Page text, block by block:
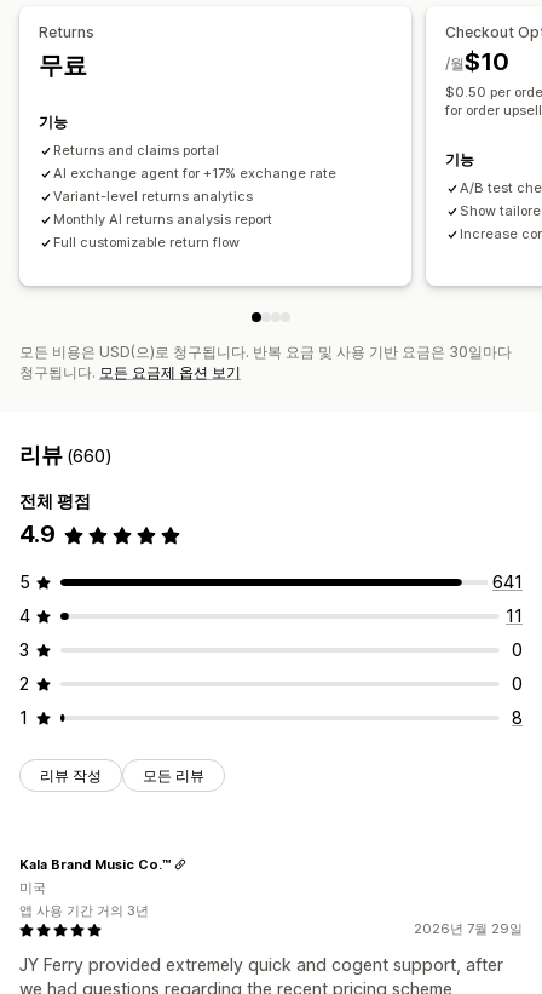
사용자 지정 브랜딩
고객 차단 목록
분석
태그 지정
피드백 설문 조사
Returns
무료
기능
Returns and claims portal
AI exchange agent for +17% exchange rate
Variant-level returns analytics
Monthly AI returns analysis report
Full customizable return flow
Checkout
$10
/월
$0.50 per
for order upsell
기능
A/B test
Show
Increase
모든 비용은 USD(으)로 청구됩니다. 반복 요금 및 사용 기반 요금은 30일마다
청구됩니다. 모든 요금제 옵션 보기
리뷰 (660)
전체 평점
4.9
5
641
4
11
3
0
2
0
1
8
리뷰 작성 모든 리뷰
2026년 7월 29일
JY Ferry provided extremely quick and cogent support, after
we had questions regarding the recent pricing scheme
Kala Brand Music Co.™
미국
앱 사용 기간 거의 3년